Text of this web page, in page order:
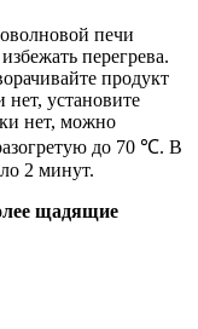
печи
перегрева.
продукт
установите
нет, можно
до 70 ℃. В
2 минут.
щадящие